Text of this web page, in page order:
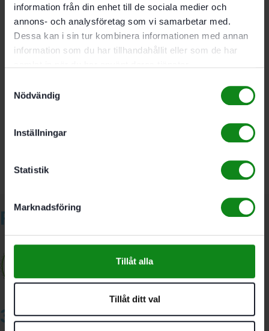
information från din enhet till de sociala medier och
annons- och analysföretag som vi samarbetar med.
Dessa kan i sin tur kombinera informationen med annan
information som du har tillhandahållit eller som de har
Nödvändig
Inställningar
Statistik
Marknadsföring
Tillåt alla
Tillåt ditt val
Förpackning 104 Antal; Mått 14 x 75 mm
Det finns inga recensioner än.
bok D 14×75/104 BU”
för att skriva en recension.
Relaterade produkter
3A Byggdelen